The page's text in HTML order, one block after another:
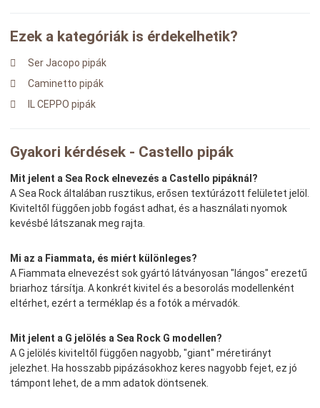
Ezek a kategóriák is érdekelhetik?
Ser Jacopo pipák
Caminetto pipák
IL CEPPO pipák
Gyakori kérdések - Castello pipák
Mit jelent a Sea Rock elnevezés a Castello pipáknál?
A Sea Rock általában rusztikus, erősen textúrázott felületet jelöl.
Kiviteltől függően jobb fogást adhat, és a használati nyomok
kevésbé látszanak meg rajta.
Mi az a Fiammata, és miért különleges?
A Fiammata elnevezést sok gyártó látványosan "lángos" erezetű
briarhoz társítja. A konkrét kivitel és a besorolás modellenként
eltérhet, ezért a terméklap és a fotók a mérvadók.
Mit jelent a G jelölés a Sea Rock G modellen?
A G jelölés kiviteltől függően nagyobb, "giant" méretirányt
jelezhet. Ha hosszabb pipázásokhoz keres nagyobb fejet, ez jó
támpont lehet, de a mm adatok döntsenek.